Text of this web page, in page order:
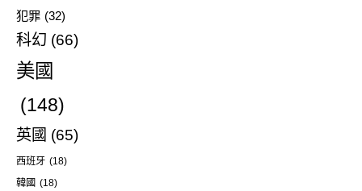
犯罪 (32)
科幻 (66)
美國
(148)
英國 (65)
西班牙 (18)
韓國 (18)